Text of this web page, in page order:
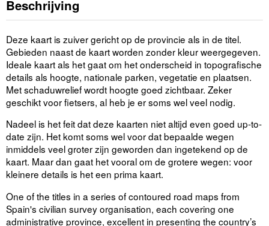
Beschrijving
Deze kaart is zuiver gericht op de provincie als in de titel.
Gebieden naast de kaart worden zonder kleur weergegeven.
Ideale kaart als het gaat om het onderscheid in topografische
details als hoogte, nationale parken, vegetatie en plaatsen.
Met schaduwrelief wordt hoogte goed zichtbaar. Zeker
geschikt voor fietsers, al heb je er soms wel veel nodig.
Nadeel is het feit dat deze kaarten niet altijd even goed up-to-
date zijn. Het komt soms wel voor dat bepaalde wegen
inmiddels veel groter zijn geworden dan ingetekend op de
kaart. Maar dan gaat het vooral om de grotere wegen: voor
kleinere details is het een prima kaart.
One of the titles in a series of contoured road maps from
Spain's civilian survey organisation, each covering one
administrative province, excellent in presenting the country’s